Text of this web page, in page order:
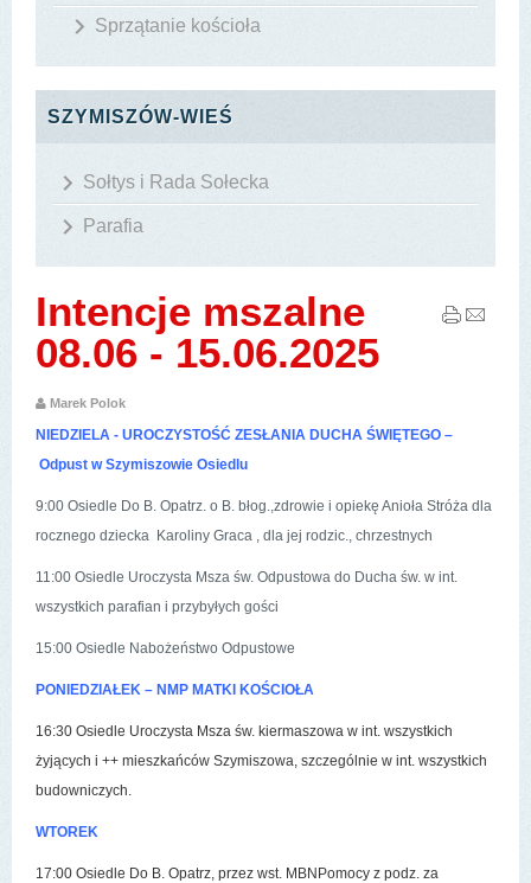
Sprzątanie kościoła
SZYMISZÓW-WIEŚ
Sołtys i Rada Sołecka
Parafia
Intencje mszalne
08.06 - 15.06.2025
Marek Polok
NIEDZIELA - UROCZYSTOŚĆ ZESŁANIA DUCHA ŚWIĘTEGO –
Odpust w Szymiszowie Osiedlu
9:00 Osiedle Do B. Opatrz. o B. błog.,zdrowie i opiekę Anioła Stróża dla
rocznego dziecka Karoliny Graca , dla jej rodzic., chrzestnych
11:00 Osiedle Uroczysta Msza św. Odpustowa do Ducha św. w int.
wszystkich parafian i przybyłych gości
15:00 Osiedle Nabożeństwo Odpustowe
PONIEDZIAŁEK – NMP MATKI KOŚCIOŁA
16:30 Osiedle Uroczysta Msza św. kiermaszowa w int. wszystkich
żyjących i ++ mieszkańców Szymiszowa, szczególnie w int. wszystkich
budowniczych.
WTOREK
17:00 Osiedle Do B. Opatrz, przez wst. MBNPomocy z podz. za